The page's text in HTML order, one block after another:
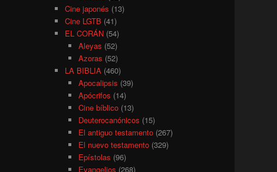
Cine japonés (13)
Cine LGTB (41)
EL CORÁN (54)
Aleyas (52)
Azoras (52)
LA BIBLIA (460)
Apocalipsis (39)
Apócrifos (14)
Cine bíblico(13)
Deuterocanónicos (15)
El antiguo testamento(267)
El nuevo testamento(329)
Epístolas (96)
Evangelios (268)